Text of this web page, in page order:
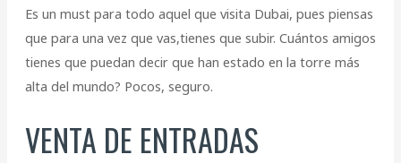
Es un must para todo aquel que visita Dubai, pues piensas
que para una vez que vas,tienes que subir. Cuántos amigos
tienes que puedan decir que han estado en la torre más
alta del mundo? Pocos, seguro.
VENTA DE ENTRADAS